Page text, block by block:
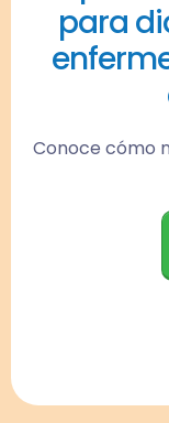
para
Conoce cómo